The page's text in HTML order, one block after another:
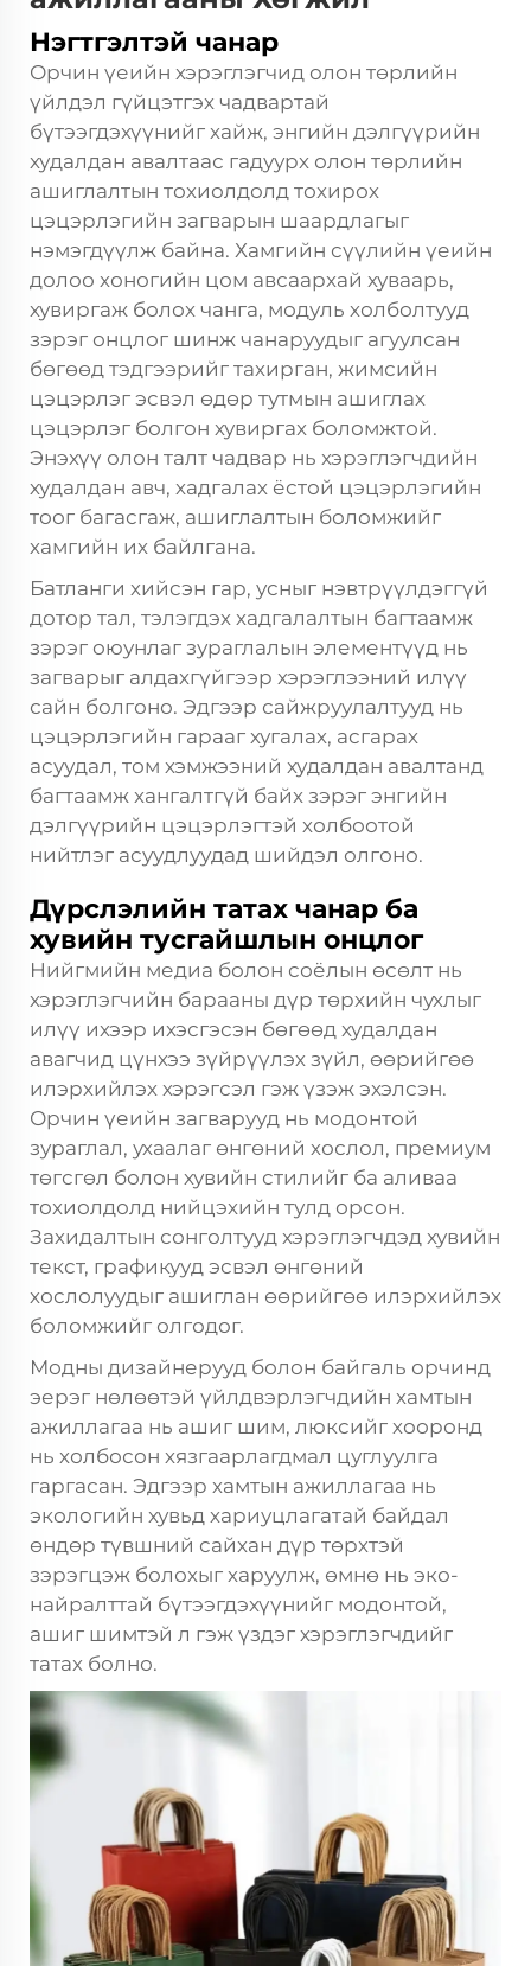
Нэгтгэлтэй чанар
Орчин үеийн хэрэглэгчид олон төрлийн
үйлдэл гүйцэтгэх чадвартай
бүтээгдэхүүнийг хайж, энгийн дэлгүүрийн
худалдан авалтаас гадуурх олон төрлийн
ашиглалтын тохиолдолд тохирох
цэцэрлэгийн загварын шаардлагыг
нэмэгдүүлж байна. Хамгийн сүүлийн үеийн
долоо хоногийн цом авсаархай хуваарь,
хувиргаж болох чанга, модуль холболтууд
зэрэг онцлог шинж чанаруудыг агуулсан
бөгөөд тэдгээрийг тахирган, жимсийн
цэцэрлэг эсвэл өдөр тутмын ашиглах
цэцэрлэг болгон хувиргах боломжтой.
Энэхүү олон талт чадвар нь хэрэглэгчдийн
худалдан авч, хадгалах ёстой цэцэрлэгийн
тоог багасгаж, ашиглалтын боломжийг
хамгийн их байлгана.
Батланги хийсэн гар, усныг нэвтрүүлдэггүй
дотор тал, тэлэгдэх хадгалалтын багтаамж
зэрэг оюунлаг зураглалын элементүүд нь
загварыг алдахгүйгээр хэрэглээний илүү
сайн болгоно. Эдгээр сайжруулалтууд нь
цэцэрлэгийн гарааг хугалах, асгарах
асуудал, том хэмжээний худалдан авалтанд
багтаамж хангалтгүй байх зэрэг энгийн
дэлгүүрийн цэцэрлэгтэй холбоотой
нийтлэг асуудлуудад шийдэл олгоно.
Дүрслэлийн татах чанар ба
хувийн тусгайшлын онцлог
Нийгмийн медиа болон соёлын өсөлт нь
хэрэглэгчийн барааны дүр төрхийн чухлыг
илүү ихээр ихэсгэсэн бөгөөд худалдан
авагчид цүнхээ зүйрүүлэх зүйл, өөрийгөө
илэрхийлэх хэрэгсэл гэж үзэж эхэлсэн.
Орчин үеийн загварууд нь модонтой
зураглал, ухаалаг өнгөний хослол, премиум
төгсгөл болон хувийн стилийг ба аливаа
тохиолдолд нийцэхийн тулд орсон.
Захидалтын сонголтууд хэрэглэгчдэд хувийн
текст, графикууд эсвэл өнгөний
хослолуудыг ашиглан өөрийгөө илэрхийлэх
боломжийг олгодог.
Модны дизайнерууд болон байгаль орчинд
эерэг нөлөөтэй үйлдвэрлэгчдийн хамтын
ажиллагаа нь ашиг шим, люксийг хооронд
нь холбосон хязгаарлагдмал цуглуулга
гаргасан. Эдгээр хамтын ажиллагаа нь
экологийн хувьд хариуцлагатай байдал
өндөр түвшний сайхан дүр төрхтэй
зэрэгцэж болохыг харуулж, өмнө нь эко-
найралттай бүтээгдэхүүнийг модонтой,
ашиг шимтэй л гэж үздэг хэрэглэгчдийг
татах болно.